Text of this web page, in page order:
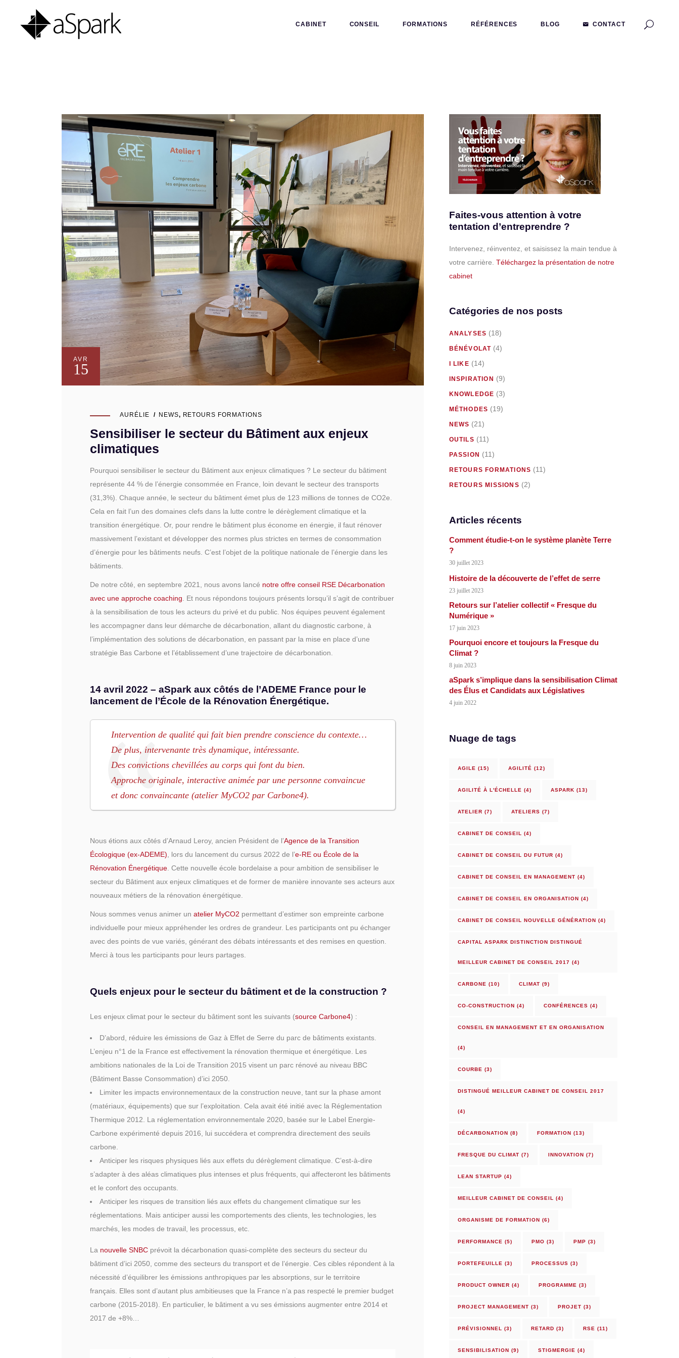
CABINET CONSEIL FORMATIONS RÉFÉRENCES BLOG CONTACT
AVR
15
AURÉLIE NEWS, RETOURS FORMATIONS
Sensibiliser le secteur du Bâtiment aux enjeux
climatiques
Pourquoi sensibiliser le secteur du Bâtiment aux enjeux climatiques ? Le secteur du bâtiment
représente 44 % de l’énergie consommée en France, loin devant le secteur des transports
(31,3%). Chaque année, le secteur du bâtiment émet plus de 123 millions de tonnes de CO2e.
Cela en fait l’un des domaines clefs dans la lutte contre le dérèglement climatique et la
transition énergétique. Or, pour rendre le bâtiment plus économe en énergie, il faut rénover
massivement l’existant et développer des normes plus strictes en termes de consommation
d’énergie pour les bâtiments neufs. C’est l’objet de la politique nationale de l’énergie dans les
bâtiments.
De notre côté, en septembre 2021, nous avons lancé notre offre conseil RSE Décarbonation
avec une approche coaching. Et nous répondons toujours présents lorsqu’il s’agit de contribuer
à la sensibilisation de tous les acteurs du privé et du public. Nos équipes peuvent également
les accompagner dans leur démarche de décarbonation, allant du diagnostic carbone, à
l’implémentation des solutions de décarbonation, en passant par la mise en place d’une
stratégie Bas Carbone et l’établissement d’une trajectoire de décarbonation.
14 avril 2022 – aSpark aux côtés de l’ADEME France pour le
lancement de l’École de la Rénovation Énergétique.
Intervention de qualité qui fait bien prendre conscience du contexte…
De plus, intervenante très dynamique, intéressante.
Des convictions chevillées au corps qui font du bien.
Approche originale, interactive animée par une personne convaincue
et donc convaincante (atelier MyCO2 par Carbone4).
Nous étions aux côtés d’Arnaud Leroy, ancien Président de l’Agence de la Transition
Écologique (ex-ADEME), lors du lancement du cursus 2022 de l’e-RE ou École de la
Rénovation Énergétique. Cette nouvelle école bordelaise a pour ambition de sensibiliser le
secteur du Bâtiment aux enjeux climatiques et de former de manière innovante ses acteurs aux
nouveaux métiers de la rénovation énergétique.
Nous sommes venus animer un atelier MyCO2 permettant d’estimer son empreinte carbone
individuelle pour mieux appréhender les ordres de grandeur. Les participants ont pu échanger
avec des points de vue variés, générant des débats intéressants et des remises en question.
Merci à tous les participants pour leurs partages.
Quels enjeux pour le secteur du bâtiment et de la construction ?
Les enjeux climat pour le secteur du bâtiment sont les suivants (source Carbone4) :
D’abord, réduire les émissions de Gaz à Effet de Serre du parc de bâtiments existants.
L’enjeu n°1 de la France est effectivement la rénovation thermique et énergétique. Les
ambitions nationales de la Loi de Transition 2015 visent un parc rénové au niveau BBC
(Bâtiment Basse Consommation) d’ici 2050.
Limiter les impacts environnementaux de la construction neuve, tant sur la phase amont
(matériaux, équipements) que sur l’exploitation. Cela avait été initié avec la Réglementation
Thermique 2012. La réglementation environnementale 2020, basée sur le Label Energie-
Carbone expérimenté depuis 2016, lui succédera et comprendra directement des seuils
carbone.
Anticiper les risques physiques liés aux effets du dérèglement climatique. C’est-à-dire
s’adapter à des aléas climatiques plus intenses et plus fréquents, qui affecteront les bâtiments
et le confort des occupants.
Anticiper les risques de transition liés aux effets du changement climatique sur les
réglementations. Mais anticiper aussi les comportements des clients, les technologies, les
marchés, les modes de travail, les processus, etc.
La nouvelle SNBC prévoit la décarbonation quasi-complète des secteurs du secteur du
bâtiment d’ici 2050, comme des secteurs du transport et de l’énergie. Ces cibles répondent à la
nécessité d’équilibrer les émissions anthropiques par les absorptions, sur le territoire
français. Elles sont d’autant plus ambitieuses que la France n’a pas respecté le premier budget
carbone (2015-2018). En particulier, le bâtiment a vu ses émissions augmenter entre 2014 et
2017 de +8%…
Faites-vous attention à votre
tentation d’entreprendre ?
Intervenez, réinventez, et saisissez la main tendue à
votre carrière. Téléchargez la présentation de notre
cabinet
Catégories de nos posts
ANALYSES (18)
BÉNÉVOLAT (4)
I LIKE (14)
INSPIRATION (9)
KNOWLEDGE (3)
MÉTHODES (19)
NEWS (21)
OUTILS (11)
PASSION (11)
RETOURS FORMATIONS (11)
RETOURS MISSIONS (2)
Articles récents
Comment étudie-t-on le système planète Terre
?
30 juillet 2023
Histoire de la découverte de l’effet de serre
23 juillet 2023
Retours sur l’atelier collectif « Fresque du
Numérique »
17 juin 2023
Pourquoi encore et toujours la Fresque du
Climat ?
8 juin 2023
aSpark s’implique dans la sensibilisation Climat
des Élus et Candidats aux Législatives
4 juin 2022
Nuage de tags
AGILE (15) AGILITÉ (12)
AGILITÉ À L'ÉCHELLE (4) ASPARK (13)
ATELIER (7) ATELIERS (7)
CABINET DE CONSEIL (4)
CABINET DE CONSEIL DU FUTUR (4)
CABINET DE CONSEIL EN MANAGEMENT (4)
CABINET DE CONSEIL EN ORGANISATION (4)
CABINET DE CONSEIL NOUVELLE GÉNÉRATION (4)
CAPITAL ASPARK DISTINCTION DISTINGUÉ
MEILLEUR CABINET DE CONSEIL 2017 (4)
CARBONE (10) CLIMAT (9)
CO-CONSTRUCTION (4) CONFÉRENCES (4)
CONSEIL EN MANAGEMENT ET EN ORGANISATION
(4)
COURBE (3)
DISTINGUÉ MEILLEUR CABINET DE CONSEIL 2017
(4)
DÉCARBONATION (8) FORMATION (13)
FRESQUE DU CLIMAT (7) INNOVATION (7)
LEAN STARTUP (4)
MEILLEUR CABINET DE CONSEIL (4)
ORGANISME DE FORMATION (6)
PERFORMANCE (5) PMO (3) PMP (3)
PORTEFEUILLE (3) PROCESSUS (3)
PRODUCT OWNER (4) PROGRAMME (3)
PROJECT MANAGEMENT (3) PROJET (3)
PRÉVISIONNEL (3) RETARD (3) RSE (11)
SENSIBILISATION (9) STIGMERGIE (4)